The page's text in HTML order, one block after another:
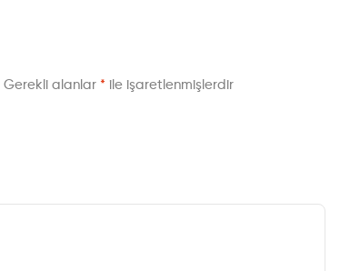
Gerekli alanlar * ile işaretlenmişlerdir